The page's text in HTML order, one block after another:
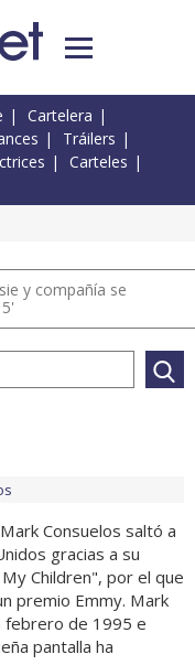
Cartelera
Tráilers
Carteles
y compañía se
Consuelos saltó a
gracias a su
Children", por el que
premio Emmy. Mark
febrero de 1995 e
pantalla ha